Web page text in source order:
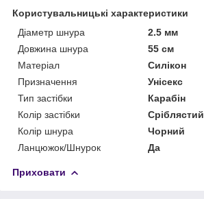
Користувальницькі характеристики
Діаметр шнура
2.5 мм
Довжина шнура
55 см
Матеріал
Силікон
Призначення
Унісекс
Тип застібки
Карабін
Колір застібки
Сріблястий
Колір шнура
Чорний
Ланцюжок/Шнурок
Да
Приховати